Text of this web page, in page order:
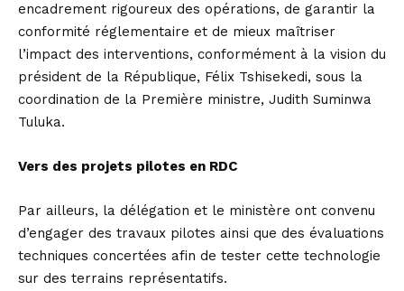
encadrement rigoureux des opérations, de garantir la
conformité réglementaire et de mieux maîtriser
l’impact des interventions, conformément à la vision du
président de la République, Félix Tshisekedi, sous la
coordination de la Première ministre, Judith Suminwa
Tuluka.
Vers des projets pilotes en RDC
Par ailleurs, la délégation et le ministère ont convenu
d’engager des travaux pilotes ainsi que des évaluations
techniques concertées afin de tester cette technologie
sur des terrains représentatifs.